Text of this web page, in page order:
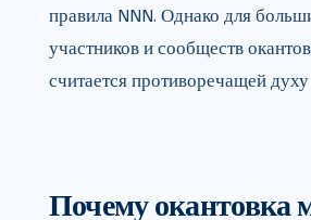
правила NNN. Однако для
участников и сообществ
считается противоречащей духу
Почему окантовка